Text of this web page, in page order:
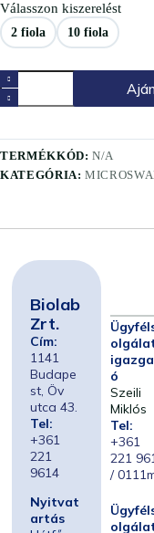
Válasszon kiszerelést
2 fiola 10 fiola
TERMÉKKÓD:N/A
KATEGÓRIA:
Biolab
Zrt.
Cím:
1141
Budape
st, Öv
utca 43.
Tel:
+361
221
9614
Nyitvat
artás
ó
Szeili
Miklós
Tel:
+361
221
/